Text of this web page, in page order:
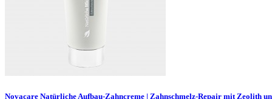
Novacare Natürliche Aufbau-Zahncreme | Zahnschmelz-Repair mit Zeolith